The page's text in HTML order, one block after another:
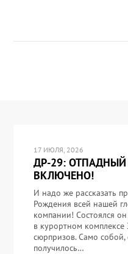
17 ИЮЛЯ, 2026
ДР-29:
ВКЛЮЧЕНО!
И надо же рассказать
Рождения всей нашей
компании! Состоялся
в курортном
сюрпризов. Само собой,
получилось…